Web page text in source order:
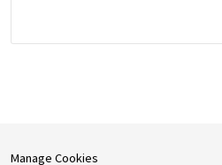
Manage Cookies